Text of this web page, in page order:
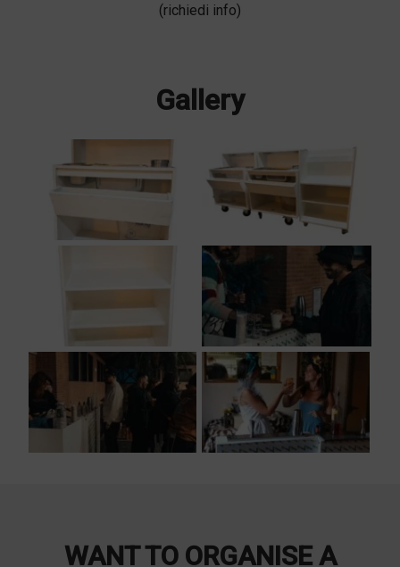
(richiedi info)
Gallery
WANT TO ORGANISE A